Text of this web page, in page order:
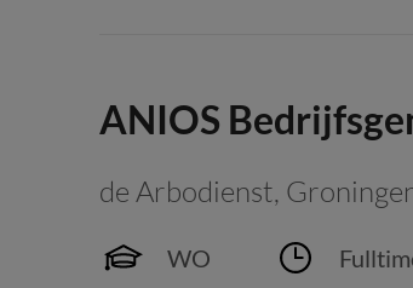
ANIOS
de Arbodienst,
WO